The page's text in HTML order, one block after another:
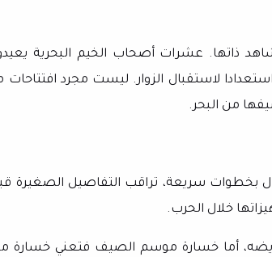
ذاتها. عشرات أصحاب الخيم البحرية
لاستقبال الزوار. ليست مجرد
من البحر.
العمال بخطوات سريعة، تراقب التفاصيل الصغيرة
خلال الحرب.
أما خسارة موسم الصيف فتعني خسارة